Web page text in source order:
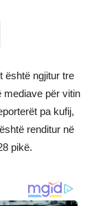
është ngjitur tre
mediave për vitin
pa kufij,
renditur në
pikë.